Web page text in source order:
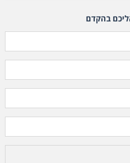
בהקדם